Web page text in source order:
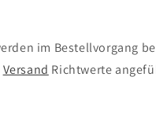
im Bestellvorgang
Versand Richtwerte